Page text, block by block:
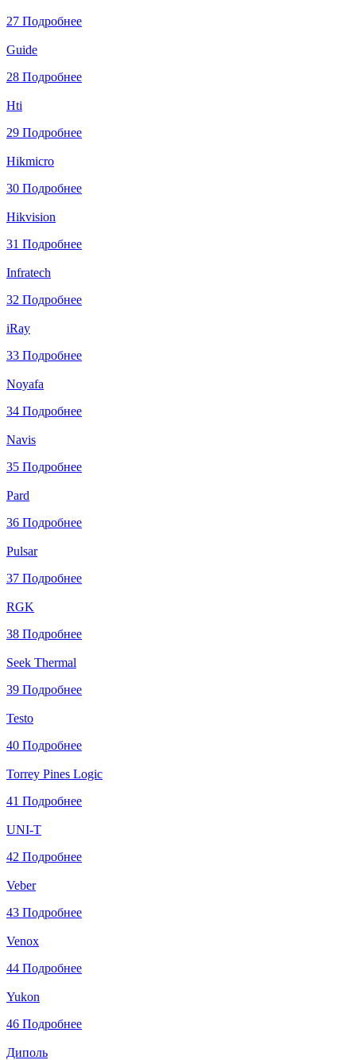
27 Подробнее
Guide
28 Подробнее
Hti
29 Подробнее
Hikmicro
30 Подробнее
Hikvision
31 Подробнее
Infratech
32 Подробнее
iRay
33 Подробнее
Noyafa
34 Подробнее
Navis
35 Подробнее
Pard
36 Подробнее
Pulsar
37 Подробнее
RGK
38 Подробнее
Seek Thermal
39 Подробнее
Testo
40 Подробнее
Torrey Pines Logic
41 Подробнее
UNI-T
42 Подробнее
Veber
43 Подробнее
Venox
44 Подробнее
Yukon
46 Подробнее
Диполь